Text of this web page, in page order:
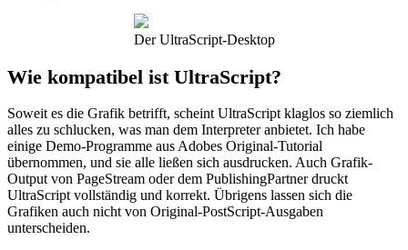
Der UltraScript-Desktop
Wie kompatibel ist UltraScript?
Soweit es die Grafik betrifft, scheint UltraScript klaglos so ziemlich
alles zu schlucken, was man dem Interpreter anbietet. Ich habe
einige Demo-Programme aus Adobes Original-Tutorial
übernommen, und sie alle ließen sich ausdrucken. Auch Grafik-
Output von PageStream oder dem PublishingPartner druckt
UltraScript vollständig und korrekt. Übrigens lassen sich die
Grafiken auch nicht von Original-PostScript-Ausgaben
unterscheiden.